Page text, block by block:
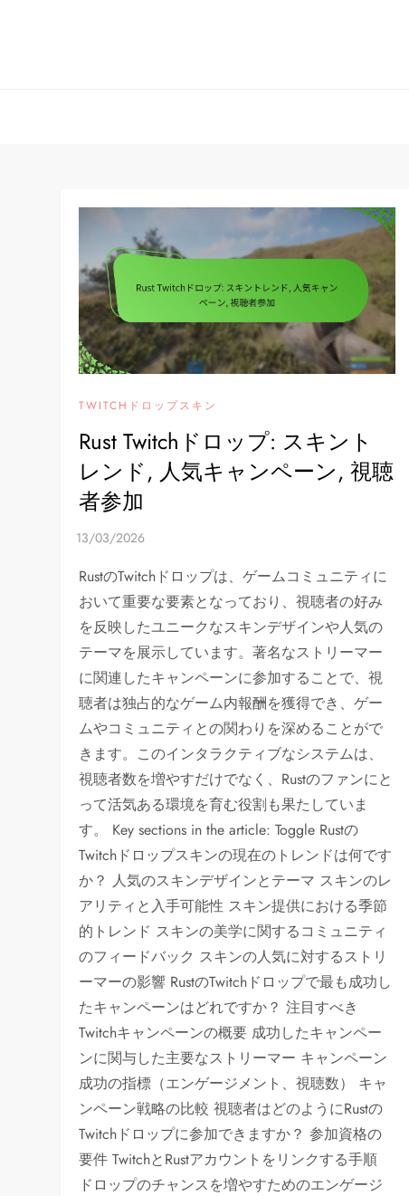
TWITCHドロップスキン
Rust Twitchドロップ: スキント
レンド, 人気キャンペーン, 視聴
者参加
RustのTwitchドロップは、ゲームコミュニティに
おいて重要な要素となっており、視聴者の好み
を反映したユニークなスキンデザインや人気の
テーマを展示しています。著名なストリーマー
に関連したキャンペーンに参加することで、視
聴者は独占的なゲーム内報酬を獲得でき、ゲー
ムやコミュニティとの関わりを深めることがで
きます。このインタラクティブなシステムは、
視聴者数を増やすだけでなく、Rustのファンにと
って活気ある環境を育む役割も果たしていま
す。 Key sections in the article: Toggle Rustの
Twitchドロップスキンの現在のトレンドは何です
か？ 人気のスキンデザインとテーマ スキンのレ
アリティと入手可能性 スキン提供における季節
的トレンド スキンの美学に関するコミュニティ
のフィードバック スキンの人気に対するストリ
ーマーの影響 RustのTwitchドロップで最も成功し
たキャンペーンはどれですか？ 注目すべき
Twitchキャンペーンの概要 成功したキャンペー
ンに関与した主要なストリーマー キャンペーン
成功の指標（エンゲージメント、視聴数） キャ
ンペーン戦略の比較 視聴者はどのようにRustの
Twitchドロップに参加できますか？ 参加資格の
要件 TwitchとRustアカウントをリンクする手順
ドロップのチャンスを増やすためのエンゲージ